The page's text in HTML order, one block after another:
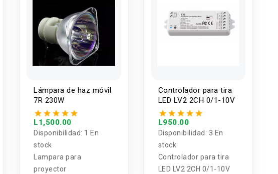
Lámpara de haz móvil
7R 230W
L1,500.00
Disponibilidad: 1 En
stock
Lampara para
proyector
Controlador para tira
LED LV2 2CH 0/1-10V
L950.00
Disponibilidad: 3 En
stock
Controlador para tira
LED LV2 2CH 0/1-10V